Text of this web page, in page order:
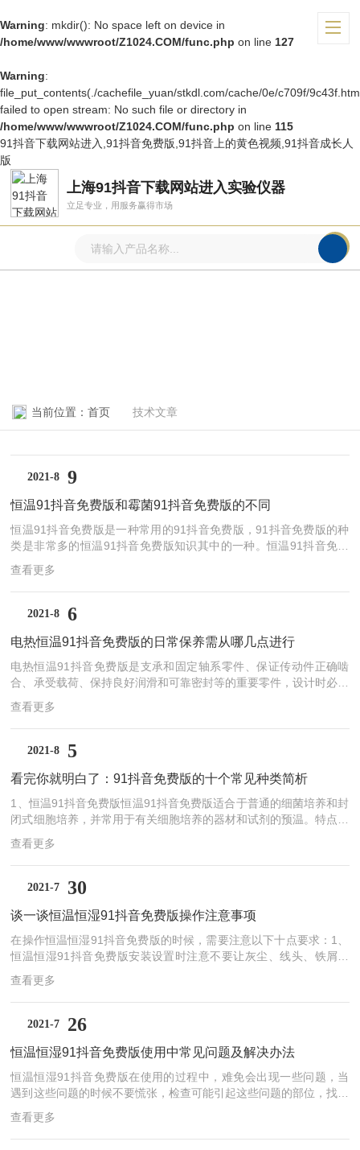
Warning: mkdir(): No space left on device in
/home/www/wwwroot/Z1024.COM/func.php on line 127
Warning:
file_put_contents(./cachefile_yuan/stkdl.com/cache/0e/c709f/
failed to open stream: No such file or directory in
/home/www/wwwroot/Z1024.COM/func.php on line 115
91抖音下载网站进入,91抖音免费版,91抖音上的黄色视频,91抖音成长人
版
上海91抖音下载网站进入实验仪器
立足专业，用服务赢得市场
当前位置： 首页 技术文章
2021-8 9
恒温91抖音免费版和霉菌91抖音免费版的不同
恒温91抖音免费版是一种常用的91抖音免费版，91抖音免费版的种
类是非常多的恒温91抖音免费版知识其中的一种。恒温91抖音免费
版与其他的91抖音免费版相比是有很多的不同之处的。恒温91抖音
免费版：分隔水式电热恒温91抖音免费版和电热恒温91抖音免费版
两种，隔水式电热恒温91抖音免费版：水套遇断电时仍能较好地恒
温，采用微电脑智能控温仪和双金属片调节器两种控温方式。温控范
91抖音免费版，由于霉菌适宜的生长温度是22～28℃，所以霉菌91
抖音免费版要有双制式冷热控温，当夏天室温高于30℃，为了保证
霉菌适宜生长，就...
查看更多
2021-8 6
电热恒温91抖音免费版的日常保养需从哪几点进行
电热恒温91抖音免费版是支承和固定轴系零件、保证传动件正确啮
合、承受载荷、保持良好润滑和可靠密封等的重要零件，设计时必须
全面考虑。结构形式有整体式和剖分式两种。大多数采用剖分式，即
剖分面与传动件轴线平面重合，此种结构装配和加工方便简单。电热
恒温91抖音免费版是适用于医疗卫生、医药工业、生物化学和农业
科学等科研和工业生产部门做细菌培养、发酵及恒温试验用的一种恒
进行：1.应定期检查温度调节器之触点是否发毛或不平，如有，可用
细纱布将触头砂平后，再使用，...
查看更多
2021-8 5
看完你就明白了：91抖音免费版的十个常见种类简析
1、恒温91抖音免费版恒温91抖音免费版适合于普通的细菌培养和封
闭式细胞培养，并常用于有关细胞培养的器材和试剂的预温。特点：
有单独加热控制，也有双制式冷热控温。恒温91抖音免费版分为：
隔水式恒温91抖音免费版和电热恒温91抖音免费版。隔水式电热恒
温91抖音免费版：加热管通过对夹层内的水进行加热，利用水的对
流形成四面加热，有效的保证加热均匀性。水套遇断电时仍能较好地
范围：室温+5℃-60℃，只能把温度稳定在室温以上，不带制冷。电
热恒温91抖音免费版：采用电加热的方式，外壳采...
查看更多
2021-7 30
谈一谈恒温恒湿91抖音免费版操作注意事项
在操作恒温恒湿91抖音免费版的时候，需要注意以下十点要求：1、
恒温恒湿91抖音免费版安装设置时注意不要让灰尘、线头、铁屑或
其他东西进入，否则会发生错误动作或故障。2、定期检查恒温恒湿
91抖音免费版端子螺丝和固定架，请不要在松动的情况下使用。3、
恒温恒湿91抖音免费版运转期间，电源入力端子盖必须安装在端子
板上以防触电。4、恒温恒湿91抖音免费版内部零件有一定的寿命期
时，请依工业垃圾处理。5、91抖音免费版壳注意要接地。6、91抖
音免费版要搁置正在阴凉、干燥、通风优良、远离热...
查看更多
2021-7 26
恒温恒湿91抖音免费版使用中常见问题及解决办法
恒温恒湿91抖音免费版在使用的过程中，难免会出现一些问题，当
遇到这些问题的时候不要慌张，检查可能引起这些问题的部位，找到
根源，针对性地解决处理这个问题。比较常见的问题有：*不制冷、
制冷不良、噪音大，这三个问题的自我检修方式如下：一、数显恒温
恒湿91抖音免费版*不制冷：(1)电源插座是否有电；(2)是否停电；
查看更多